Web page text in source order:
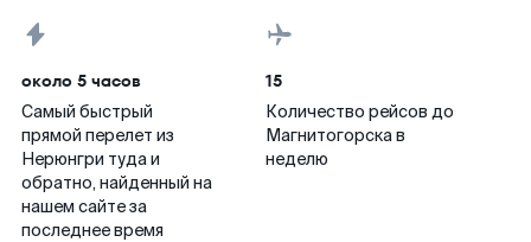
около 5 часов
Самый быстрый
прямой перелет из
Нерюнгри туда и
обратно, найденный на
нашем сайте за
последнее время
15
Количество рейсов до
Магнитогорска в
неделю